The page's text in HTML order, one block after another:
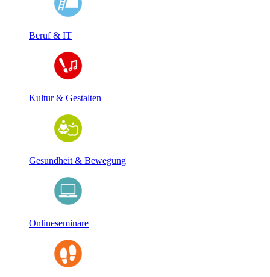
Beruf & IT
Kultur & Gestalten
Gesundheit & Bewegung
Onlineseminare